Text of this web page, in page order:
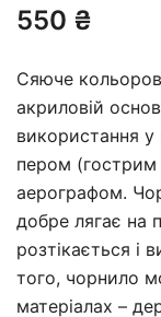
550 ₴
Сяюче
акриловій
використання у
пером
аерографом.
добре лягає на
розтікається і
того, чорнило
матеріалах –